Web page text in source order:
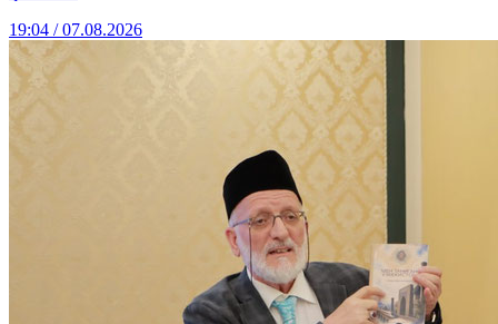
19:04 / 07.08.2026